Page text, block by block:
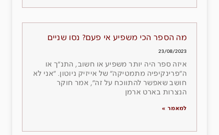
מה הספר הכי משפיע אי פעם? נסו שניים
23/08/2023
איזה ספר היה יותר משפיע או חשוב, התנ״ך או
ה״פרינקיפיה מתמטיקה״ של אייזיק ניוטון. ״אני לא
חושב שאפשר להתווכח על זה״, אמר חוקר
הנצרות בארט ארמן
למאמר »